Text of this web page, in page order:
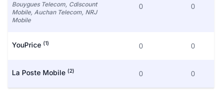
Bouygues Telecom, Cdiscount
Mobile, Auchan Telecom, NRJ
Mobile
0 0
YouPrice (1) 0 0
La Poste Mobile (2) 0 0